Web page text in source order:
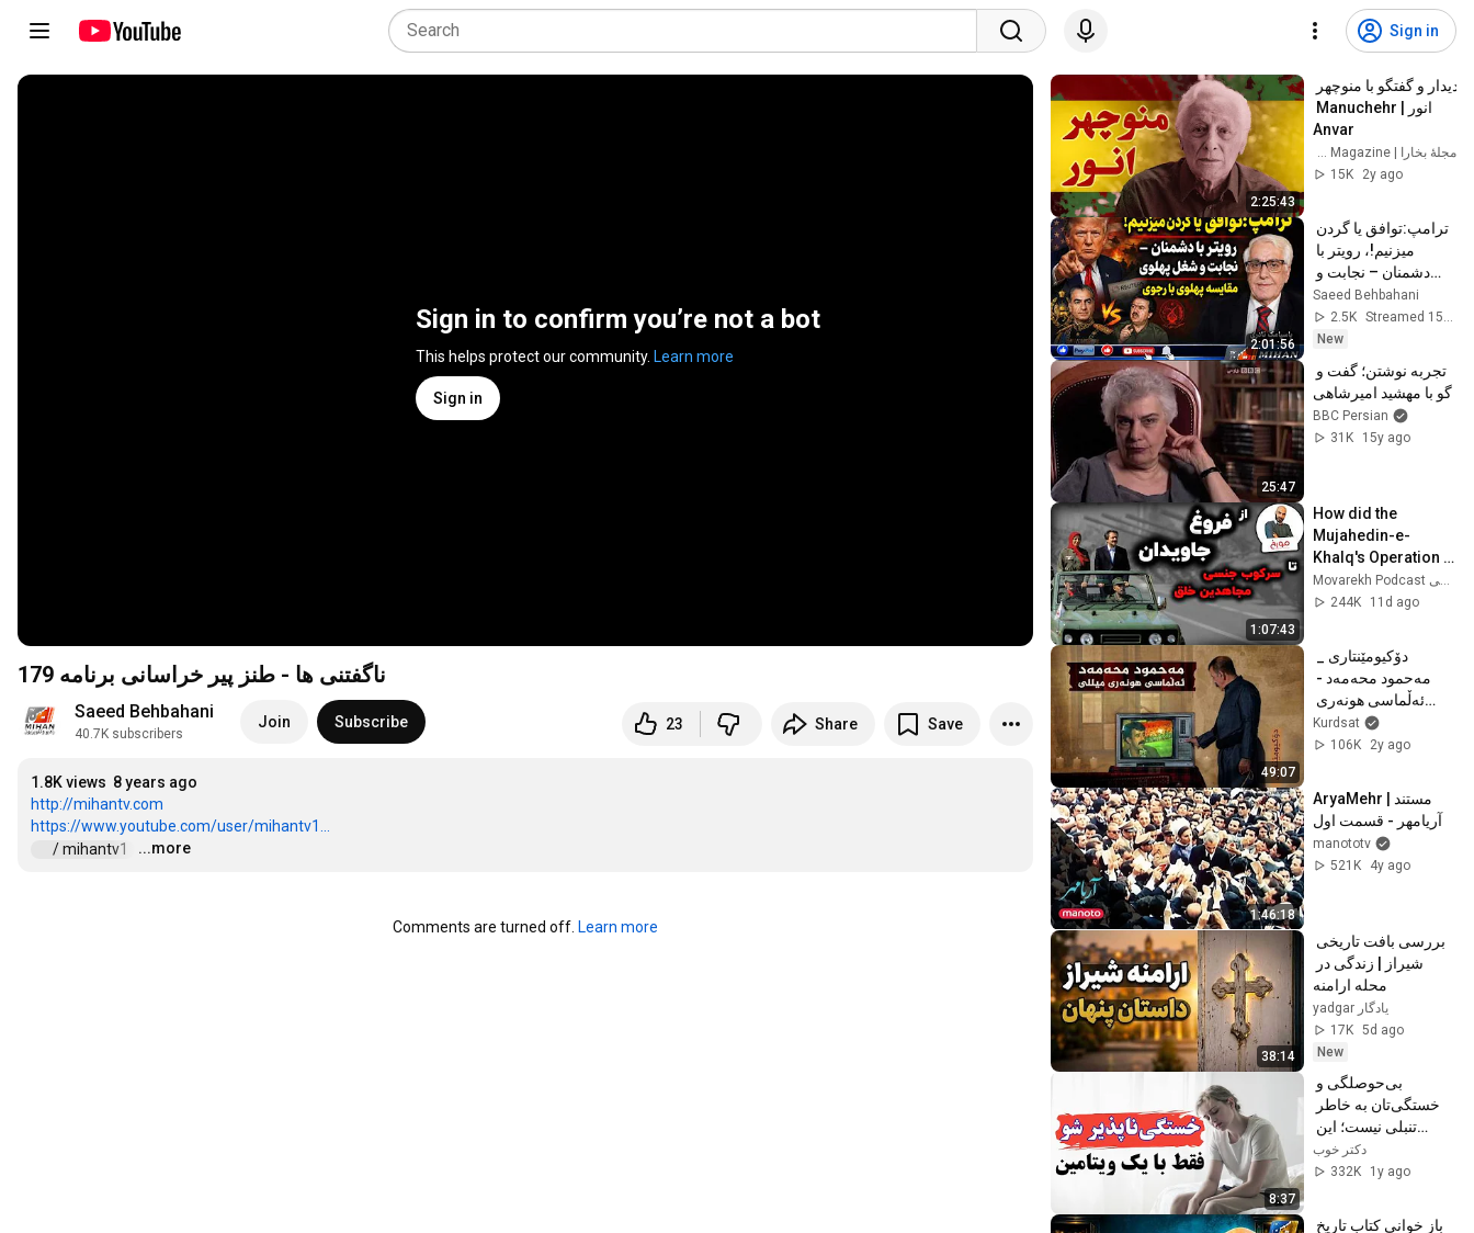
Sign in
Sign in to confirm you’re not a bot
This helps protect our community. Learn more
Sign in
ناگفتنی ها - طنز پیر خراسانی برنامه 179
Saeed Behbahani
40.7K subscribers
Join Subscribe 23 Share Save
1.8K views 8 years ago
http://mihantv.com
https://www.youtube.com/user/mihantv1...
/ mihantv1
…
...more
Comments are turned off. Learn more
2:25:43
Anvar
مجلۀ بخارا | Bukhara Magazine
15K
2y ago
2:01:56
شغل پهلوی، مقایسه
پهلوی - رجوی
باسیامک نادری
Saeed Behbahani
2.5K
Streamed 15h ago
New
25:47
گو با مهشید امیرشاهی
BBC Persian
31K
15y ago
1:07:43
How did the
Mujahedin-e-
Khalq's Operation
Eternal Light fail in
Operation Mersad?
244K
11d ago
49:07
میللی
Kurdsat
106K
2y ago
1:46:18
AryaMehr | مستند
آریامهر - قسمت اول
manototv
521K
4y ago
38:14
محله ارامنه
yadgar یادگار
17K 5d ago
New
8:37
ویتامین در بدن شما
تمام شده!
دکتر خوب
332K
1y ago